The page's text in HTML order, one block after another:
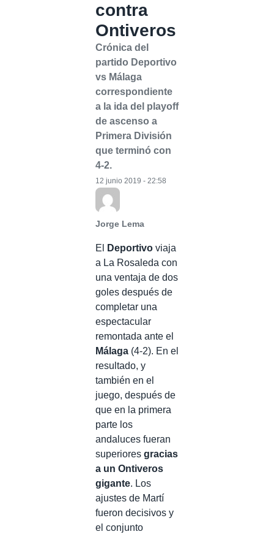
contra
Ontiveros
Crónica del
partido Deportivo
vs Málaga
correspondiente
a la ida del playoff
de ascenso a
Primera División
que terminó con
4-2.
Jorge Lema
12 junio 2019 - 22:58
El Deportivo viaja
a La Rosaleda con
una ventaja de dos
goles después de
completar una
espectacular
remontada ante el
Málaga (4-2). En el
resultado, y
también en el
juego, después de
que en la primera
parte los
andaluces fueran
superiores gracias
a un Ontiveros
gigante. Los
ajustes de Martí
fueron decisivos y
el conjunto